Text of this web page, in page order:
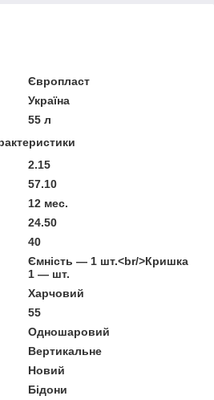
Європласт
Україна
55 л
2.15
57.10
12 мес.
24.50
40
Ємність — 1 шт.<br/>Кришка
1 — шт.
Харчовий
55
Одношаровий
Вертикальне
Новий
Бідони